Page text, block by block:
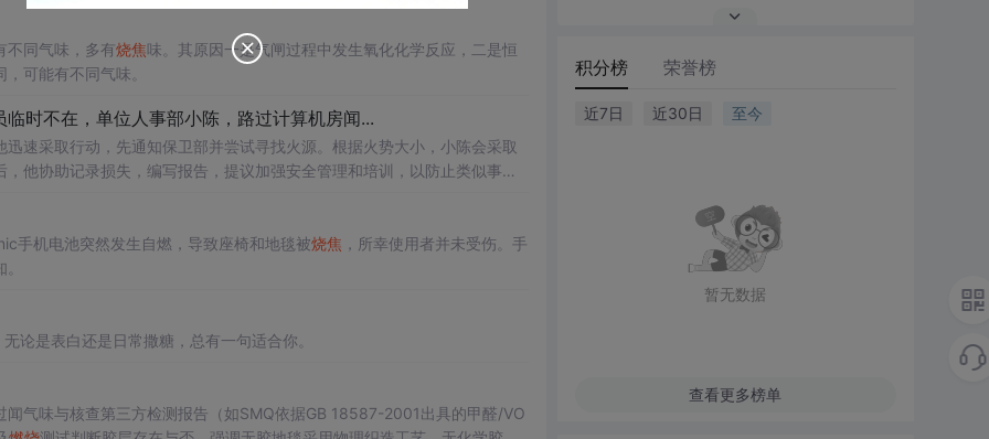
不同气味，多有烧焦味。其原因一是气闸过程中发生氧化化学反应，二是恒
可能有不同气味。
时不在，单位人事部小陈，路过计算机房闻...
迅速采取行动，先通知保卫部并尝试寻找火源。根据火势大小，小陈会采取
他协助记录损失，编写报告，提议加强安全管理和培训，以防止类似事件
手机电池突然发生自燃，导致座椅和地毯被烧焦 ，所幸使用者并未受伤。手
论是表白还是日常撒糖，总有一句适合你。
闻气味与核查第三方检测报告（如SMQ依据GB 18587-2001出具的甲醛/VO
积分榜 荣誉榜
近7日 近30日 至今
暂无数据
查看更多榜单